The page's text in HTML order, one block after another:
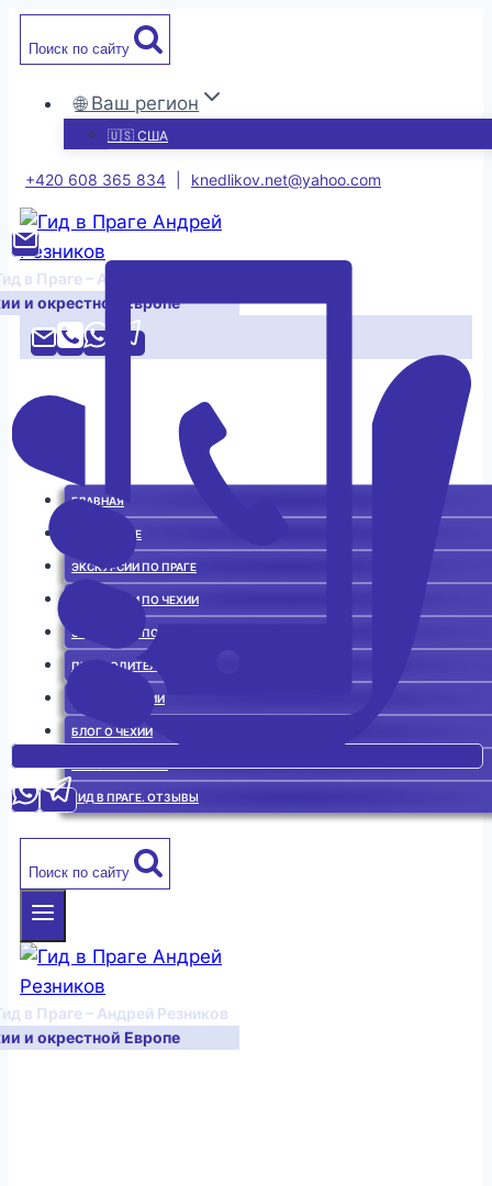
Перейти
Поиск по сайту
🌐 Ваш регион
🇺🇸 США
+420 608 365 834 knedlikov.net@yahoo.com
в Праге – Андрей Резников
и окрестной Европе
ГЛАВНАЯ
ГИД В ПРАГЕ
ЭКСКУРСИИ ПО ПРАГЕ
ЭКСКУРСИИ ПО ЧЕХИИ
ЭКСКУРСИИ ПО ЕВРОПЕ
ПУТЕВОДИТЕЛЬ
ИСТОРИЯ ЧЕХИИ
БЛОГ О ЧЕХИИ
ГИД В ПРАГЕ. ОТЗЫВЫ
Поиск по сайту
в Праге – Андрей Резников
и окрестной Европе